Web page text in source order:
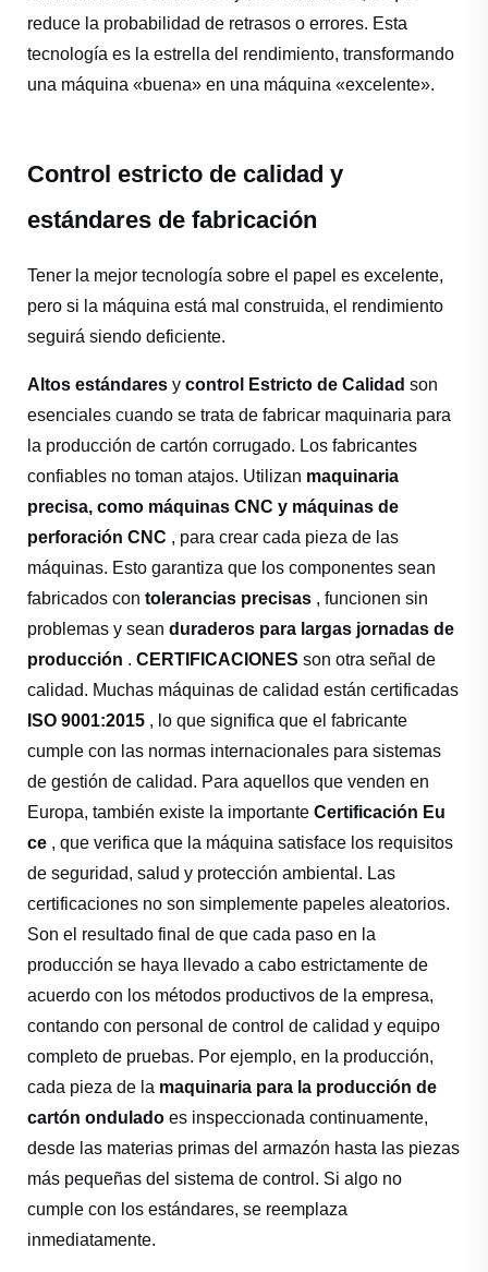
reduce la probabilidad de retrasos o errores. Esta
tecnología es la estrella del rendimiento, transformando
una máquina «buena» en una máquina «excelente».
Control estricto de calidad y
estándares de fabricación
Tener la mejor tecnología sobre el papel es excelente,
pero si la máquina está mal construida, el rendimiento
seguirá siendo deficiente.
Altos estándares y control Estricto de Calidad son
esenciales cuando se trata de fabricar maquinaria para
la producción de cartón corrugado. Los fabricantes
confiables no toman atajos. Utilizan maquinaria
precisa, como máquinas CNC y máquinas de
perforación CNC , para crear cada pieza de las
máquinas. Esto garantiza que los componentes sean
fabricados con tolerancias precisas , funcionen sin
problemas y sean duraderos para largas jornadas de
producción . CERTIFICACIONES son otra señal de
calidad. Muchas máquinas de calidad están certificadas
ISO 9001:2015 , lo que significa que el fabricante
cumple con las normas internacionales para sistemas
de gestión de calidad. Para aquellos que venden en
Europa, también existe la importante Certificación Eu
ce , que verifica que la máquina satisface los requisitos
de seguridad, salud y protección ambiental. Las
certificaciones no son simplemente papeles aleatorios.
Son el resultado final de que cada paso en la
producción se haya llevado a cabo estrictamente de
acuerdo con los métodos productivos de la empresa,
contando con personal de control de calidad y equipo
completo de pruebas. Por ejemplo, en la producción,
cada pieza de la maquinaria para la producción de
cartón ondulado es inspeccionada continuamente,
desde las materias primas del armazón hasta las piezas
más pequeñas del sistema de control. Si algo no
cumple con los estándares, se reemplaza
inmediatamente.